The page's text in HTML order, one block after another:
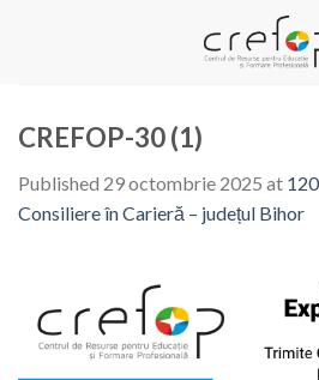
CREFOP-30 (1)
Published 29 octombrie 2025 at
Consiliere în Carieră – județul Bihor